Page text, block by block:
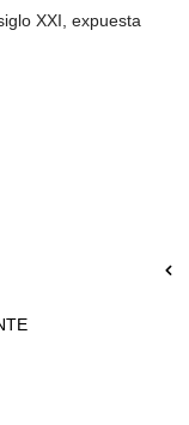
XXI, expuesta